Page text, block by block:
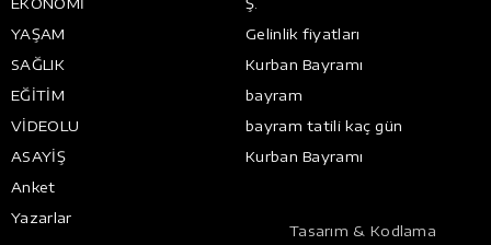
YAŞAM
SAĞLIK
EĞİTİM
VİDEOLU
ASAYİŞ
Anket
Yazarlar
Gelinlik fiyatları
Kurban Bayramı
bayram
bayram tatili kaç gün
Kurban Bayramı
Tasarım & Kodlama